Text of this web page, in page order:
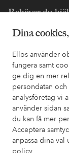
Dina
Ellos använder
fungera samt
ge dig en mer
persondatan
analysföretag vi
använder sidan
du kan få mer
Acceptera
anpassa dina
policy
Behöver du
I vår FAQ hittar
också
Kundservice
Mina sidor
Om Ellos